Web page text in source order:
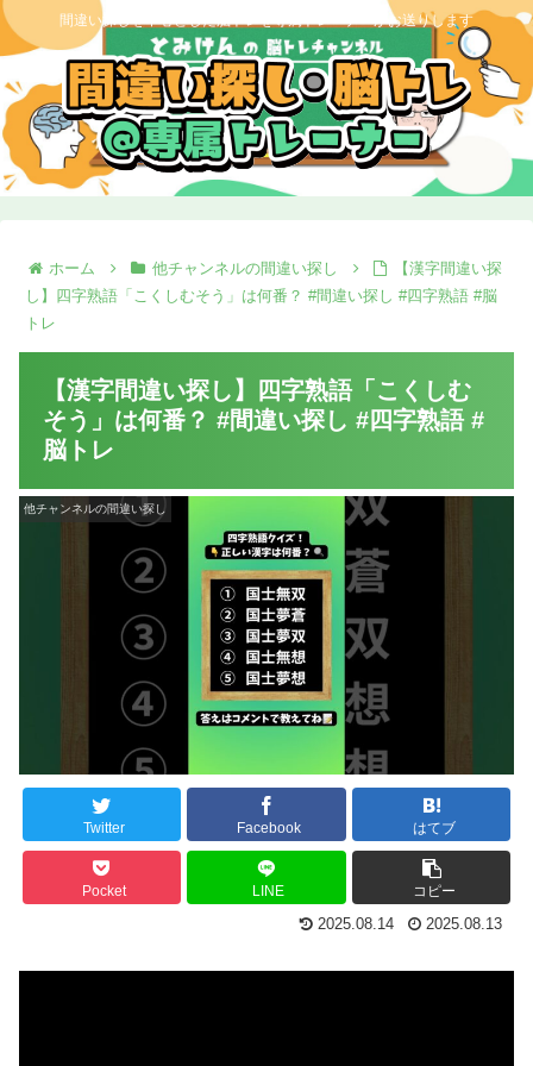
間違い探しを中心とした脳トレを専属トレーナーがお送りします
ホーム 他チャンネルの間違い探し
【漢字間違い探
し】四字熟語「こくしむそう」は何番？ #間違い探し #四字熟語 #脳
トレ
【漢字間違い探し】四字熟語「こくしむ
そう」は何番？ #間違い探し #四字熟語 #
脳トレ
他チャンネルの間違い探し
Twitter Facebook はてブ
Pocket LINE コピー
2025.08.14 2025.08.13